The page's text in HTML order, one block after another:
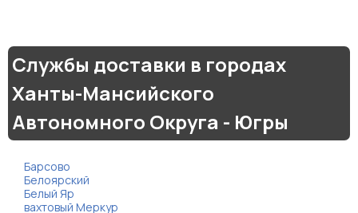
Службы доставки в городах
Ханты-Мансийского
Автономного Округа - Югры
Барсово
Белоярский
Белый Яр
вахтовый Меркур